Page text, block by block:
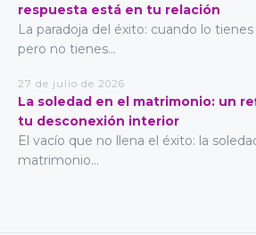
respuesta está en tu relación
La paradoja del éxito: cuando lo
pero no tienes...
27 de julio de 2026
La soledad en el matrimonio: un
tu desconexión interior
El vacío que no llena el éxito: la
matrimonio...